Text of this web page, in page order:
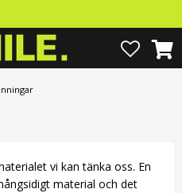
vi kan tänka oss. En
material och det